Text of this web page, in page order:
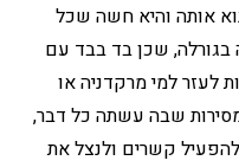
אותה והיא חשה שכל
שכן בד בבד עם
לעזר למי מרקדניה או
שבה עשתה כל דבר,
קשרים ולנצל את